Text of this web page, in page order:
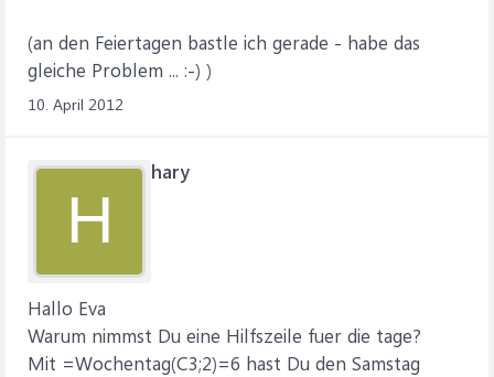
(an den Feiertagen bastle ich gerade - habe das
gleiche Problem ... :-) )
10. April 2012
H
hary
Hallo Eva
Warum nimmst Du eine Hilfszeile fuer die tage?
Mit =Wochentag(C3;2)=6 hast Du den Samstag